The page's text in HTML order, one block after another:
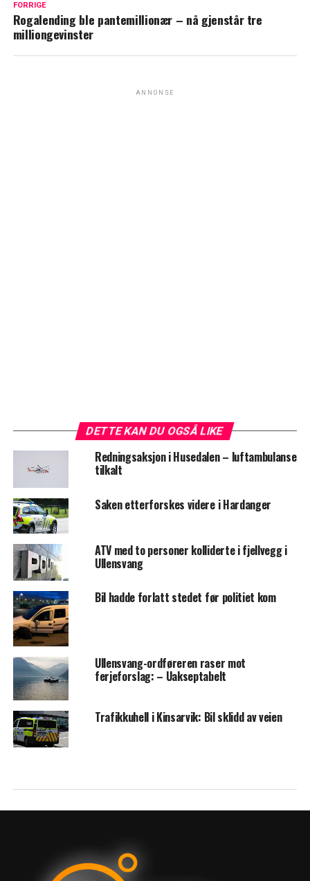
FORRIGE
Rogalending ble pantemillionær – nå gjenstår tre
milliongevinster
ANNONSE
DETTE KAN DU OGSÅ LIKE
Redningsaksjon i Husedalen – luftambulanse
tilkalt
Saken etterforskes videre i Hardanger
ATV med to personer kolliderte i fjellvegg i
Ullensvang
Bil hadde forlatt stedet før politiet kom
Ullensvang-ordføreren raser mot
ferjeforslag: – Uakseptabelt
Trafikkuhell i Kinsarvik: Bil sklidd av veien